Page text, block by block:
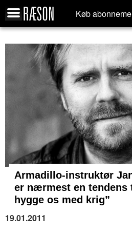
Køb
Armadillo-instruktør
er nærmest en tendens
hygge os med krig”
19.01.2011